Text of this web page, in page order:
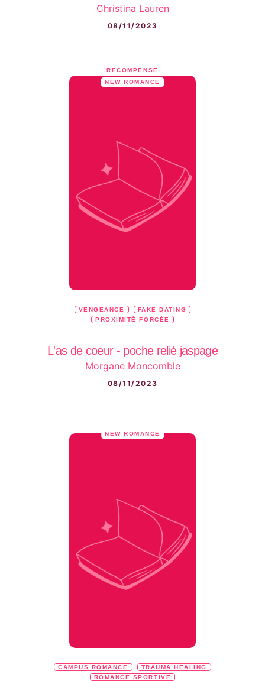
Christina Lauren
08/11/2023
RÉCOMPENSÉ
NEW ROMANCE
VENGEANCE
FAKE DATING
PROXIMITÉ FORCÉE
L'as de coeur - poche relié jaspage
Morgane Moncomble
08/11/2023
NEW ROMANCE
CAMPUS ROMANCE
TRAUMA HEALING
ROMANCE SPORTIVE